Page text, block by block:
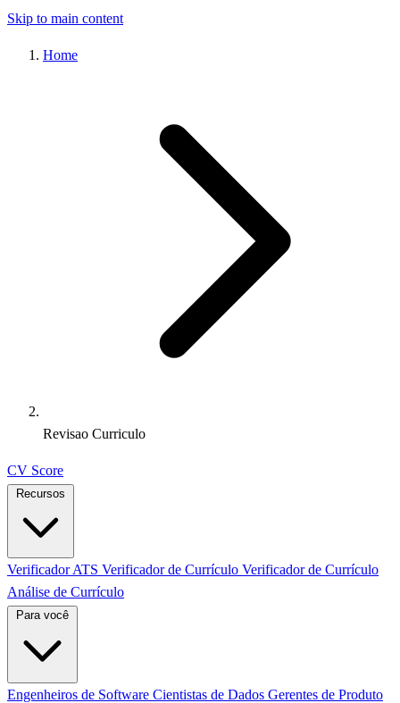
Skip to main content
Home
Revisao Curriculo
CV Score
Verificador ATS Verificador de Currículo Verificador de Currículo
Análise de Currículo
Engenheiros de Software Cientistas de Dados Gerentes de Produto